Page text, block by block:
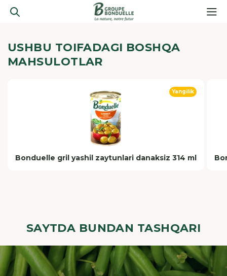
USHBU TOIFADAGI BOSHQA
MAHSULOTLAR
Yangilik
Bonduelle gril yashil zaytunlari danaksiz 314 ml
SAYTDA BUNDAN TASHQARI